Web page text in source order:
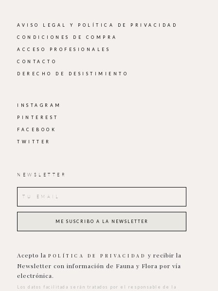
AVISO LEGAL Y POLÍTICA DE PRIVACIDAD
CONDICIONES DE COMPRA
ACCESO PROFESIONALES
CONTACTO
DERECHO DE DESISTIMIENTO
INSTAGRAM
PINTEREST
FACEBOOK
TWITTER
NEWSLETTER
Acepto la POLÍTICA DE PRIVACIDAD
y recibir la
Newsletter con información de Fauna y Flora por vía
electrónica.
Los datos facilitada serán tratados por el responsable de la